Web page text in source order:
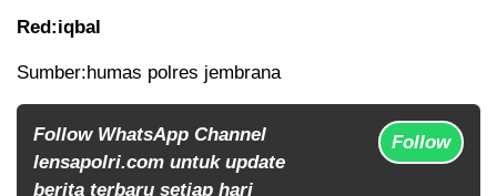
Red:iqbal
Sumber:humas polres jembrana
Follow WhatsApp Channel
lensapolri.com untuk update
berita terbaru setiap hari
Follow